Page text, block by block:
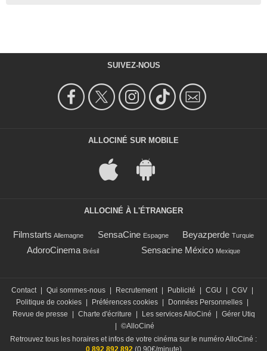
SUIVEZ-NOUS
ALLOCINÉ SUR MOBILE
ALLOCINÉ À L'ÉTRANGER
Filmstarts Allemagne SensaCine Espagne Beyazperde Turquie
AdoroCinema Brésil Sensacine México Mexique
Contact | Qui sommes-nous | Recrutement | Publicité | CGU | CGV |
Politique de cookies | Préférences cookies | Données Personnelles |
Revue de presse
| Charte d'écriture | Les services AlloCiné | Gérer Utiq
| ©AlloCiné
Retrouvez tous les horaires et infos de votre cinéma sur le numéro AlloCiné :
0 892 892 892 (0,90€/minute)